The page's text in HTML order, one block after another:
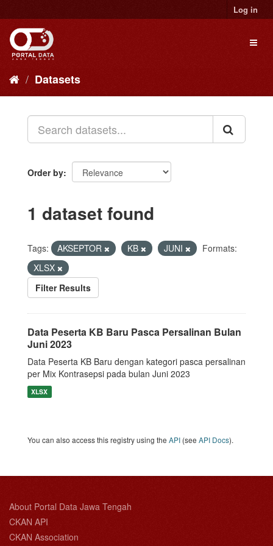
to
content
Log in
Datasets
Order by
1 dataset found
Tags: AKSEPTOR KB JUNI
Formats:
XLSX
Filter Results
Data Peserta KB Baru Pasca Persalinan Bulan
Juni 2023
Data Peserta KB Baru dengan kategori pasca persalinan
per Mix Kontrasepsi pada bulan Juni 2023
XLSX
You can also access this registry using the API (see API Docs).
About Portal Data Jawa Tengah
CKAN API
CKAN Association